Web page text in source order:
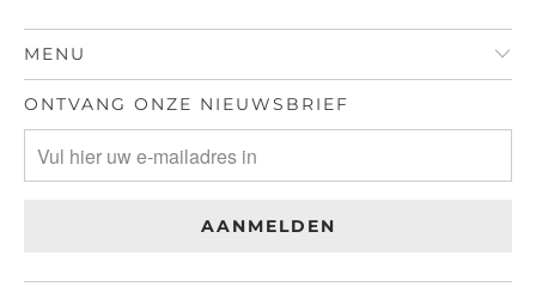
MENU
ONTVANG ONZE NIEUWSBRIEF